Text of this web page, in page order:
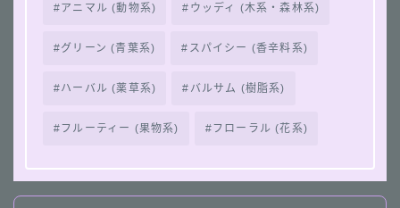
アニマル (動物系) ウッディ (木系・森林系)
グリーン (青葉系) スパイシー (香辛料系)
ハーバル (薬草系) バルサム (樹脂系)
フルーティー (果物系) フローラル (花系)